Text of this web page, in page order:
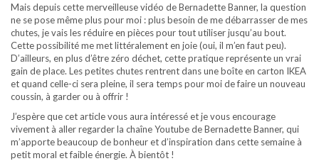
Mais depuis cette merveilleuse vidéo de Bernadette Banner, la question
ne se pose même plus pour moi : plus besoin de me débarrasser de mes
chutes, je vais les réduire en pièces pour tout utiliser jusqu’au bout.
Cette possibilité me met littéralement en joie (oui, il m’en faut peu).
D’ailleurs, en plus d’être zéro déchet, cette pratique représente un vrai
gain de place. Les petites chutes rentrent dans une boîte en carton IKEA
et quand celle-ci sera pleine, il sera temps pour moi de faire un nouveau
coussin, à garder ou à offrir !
J’espère que cet article vous aura intéressé et je vous encourage
vivement à aller regarder la chaîne Youtube de Bernadette Banner, qui
m’apporte beaucoup de bonheur et d’inspiration dans cette semaine à
petit moral et faible énergie. À bientôt !